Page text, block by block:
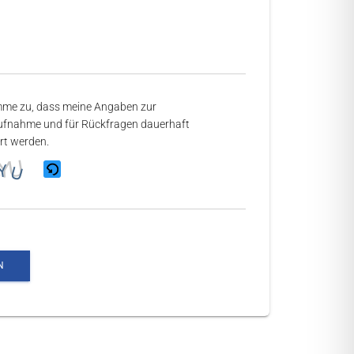
zu, dass meine Angaben zur
und für Rückfragen dauerhaft
werden.